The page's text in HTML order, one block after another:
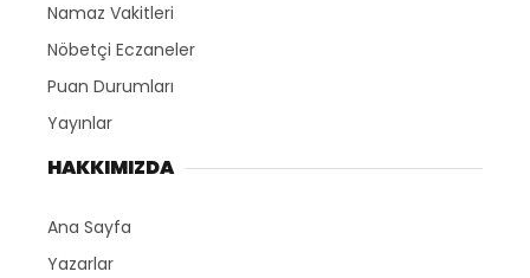
Namaz Vakitleri
Nöbetçi Eczaneler
Puan Durumları
Yayınlar
HAKKIMIZDA
Ana Sayfa
Yazarlar